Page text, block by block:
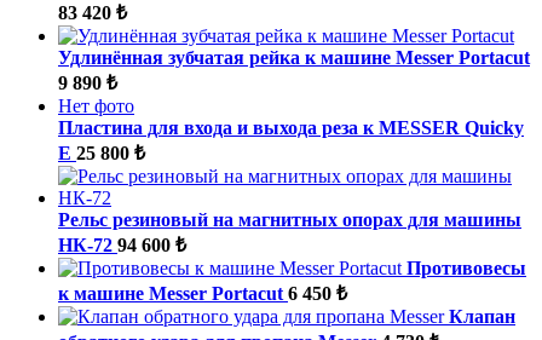
83 420 ₺
Удлинённая зубчатая рейка к машине Messer Portacut
9 890 ₺
Нет фото
Пластина для входа и выхода реза к MESSER Quicky
E 25 800 ₺
Рельс резиновый на магнитных опорах для машины
НК-72 94 600 ₺
Противовесы
к машине Messer Portacut 6 450 ₺
Клапан